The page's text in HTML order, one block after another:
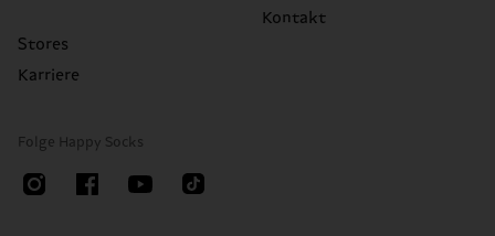
Stores
Karriere
Kontakt
Folge Happy Socks